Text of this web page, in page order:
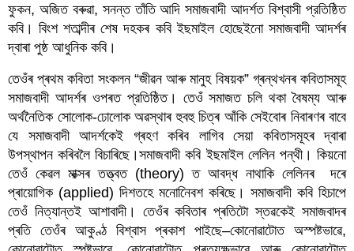
ফুকন, অজিত বৰুৱা, সনন্ত তাঁতি আদি সমাজবাদী আদৰ্শত বিশ্বাসী প্রতিষ্ঠিত
কবি। বিংশ শতাব্দীৰ শেষ দহকৰ কবি ইছমাইল হোছেইনো সমাজবাদী আদৰ্শৰ
দ্বাৰা পুষ্ঠ আধুনিক কবি।
তেওঁৰ প্ৰথম কবিতা সংকলন “জীৱন আৰু মানুহ বিষয়ক” গ্ৰন্থখনৰ কবিতাসমূহ
সমাজবাদী আদৰ্শৰ ওপৰত প্রতিষ্ঠিত। তেওঁ সমাজত চলি থকা বৈষম্য আৰু
অৰ্থনৈতিক সোলোক-ঢোলোক অৱস্থাৰ হুবহু চিত্ৰ আঁকি সেইবোৰ নিবাৰণৰ বাবে
যে সমাজবাদী আদৰ্শকেই গ্ৰহণ কৰিব লাগিব সেয়া কবিতাসমূহৰ দ্বাৰা
উপস্থাপন কৰিবলৈ বিচাৰিছে।সমাজবাদী কবি ইছমাইল লেলিন পন্থী। কিয়নো
তেওঁ কেৱল মাক্সৰ তত্ত্বত (theory) ত আবদ্ধ নাথাকি লেলিনৰ  দৰে
প্ৰায়োগিক (applied) দিশতহে মনোনিেবশ কৰিছে। সমাজবাদী কবি হিচাপে
তেওঁ নিত্যান্তই আশাবাদী। তেওঁৰ কবিতাৰ প্ৰতিটো স্তৱকেই সমাজবাদৰ
প্ৰতি তেওঁৰ আকুণ্ঠ বিশ্বাস প্ৰকাশ পাইছে–কোনোৱাটোত অস্পষ্টভাৱে,